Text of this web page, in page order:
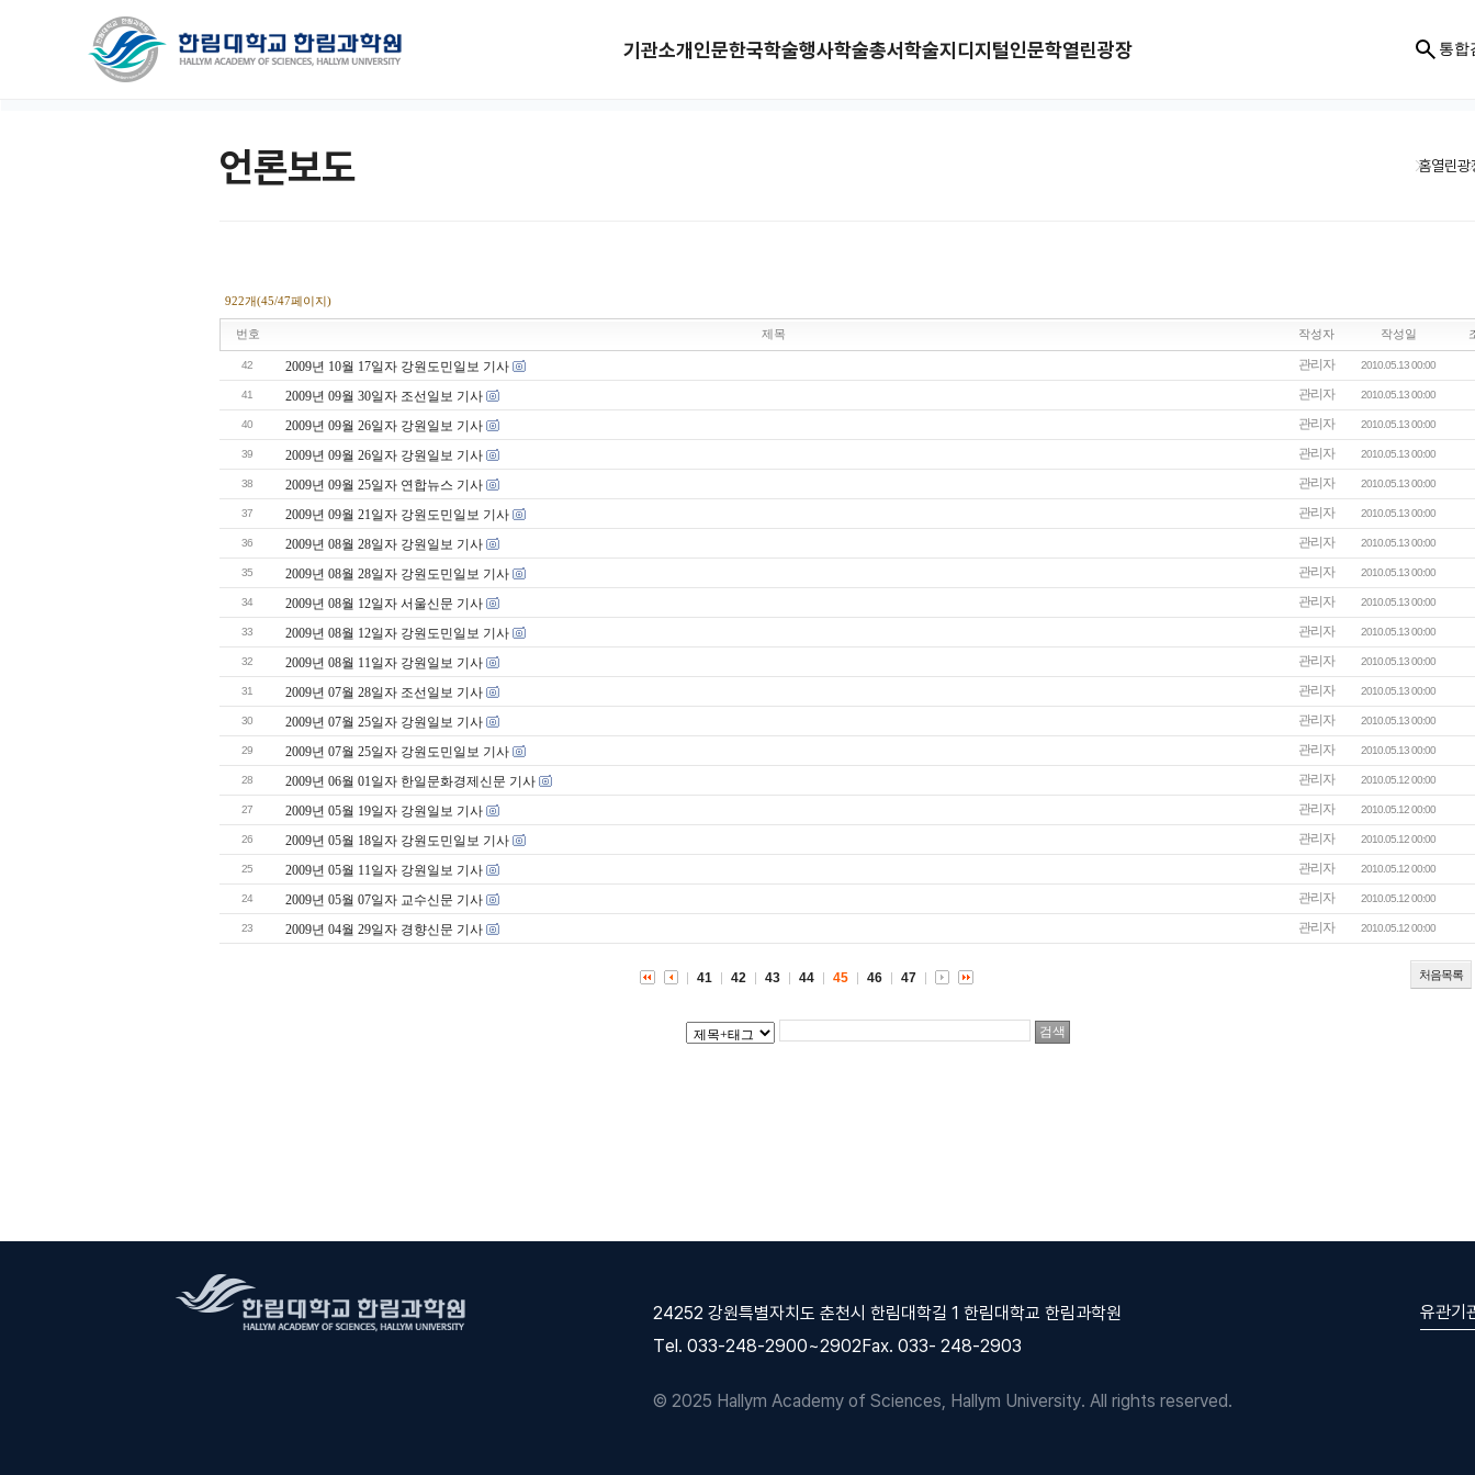
기관소개인문한국학술행사학술총서학술지디지털인문학열린광장 통합
언론보도 홈열린광
922개(45/47페이지)
번호 제목 작성자 작성일
42 2009년 10월 17일자 강원도민일보 기사 관리자 2010.05.13 00:00
41 2009년 09월 30일자 조선일보 기사 관리자 2010.05.13 00:00
40 2009년 09월 26일자 강원일보 기사 관리자 2010.05.13 00:00
39 2009년 09월 26일자 강원일보 기사 관리자 2010.05.13 00:00
38 2009년 09월 25일자 연합뉴스 기사 관리자 2010.05.13 00:00
37 2009년 09월 21일자 강원도민일보 기사 관리자 2010.05.13 00:00
36 2009년 08월 28일자 강원일보 기사 관리자 2010.05.13 00:00
35 2009년 08월 28일자 강원도민일보 기사 관리자 2010.05.13 00:00
34 2009년 08월 12일자 서울신문 기사 관리자 2010.05.13 00:00
33 2009년 08월 12일자 강원도민일보 기사 관리자 2010.05.13 00:00
32 2009년 08월 11일자 강원일보 기사 관리자 2010.05.13 00:00
31 2009년 07월 28일자 조선일보 기사 관리자 2010.05.13 00:00
30 2009년 07월 25일자 강원일보 기사 관리자 2010.05.13 00:00
29 2009년 07월 25일자 강원도민일보 기사 관리자 2010.05.13 00:00
28 2009년 06월 01일자 한일문화경제신문 기사 관리자 2010.05.12 00:00
27 2009년 05월 19일자 강원일보 기사 관리자 2010.05.12 00:00
26 2009년 05월 18일자 강원도민일보 기사 관리자 2010.05.12 00:00
25 2009년 05월 11일자 강원일보 기사 관리자 2010.05.12 00:00
24 2009년 05월 07일자 교수신문 기사 관리자 2010.05.12 00:00
23 2009년 04월 29일자 경향신문 기사 관리자 2010.05.12 00:00
처음목록
41 42 43 44 45 46 47
24252 강원특별자치도 춘천시 한림대학길 1 한림대학교 한림과학원
Tel. 033-248-2900~2902Fax. 033- 248-2903
© 2025 Hallym Academy of Sciences, Hallym University. All rights reserved.
유관기